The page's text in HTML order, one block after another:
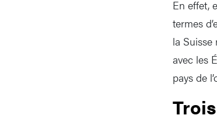
En effet,
termes
la Suisse
avec les
pays de